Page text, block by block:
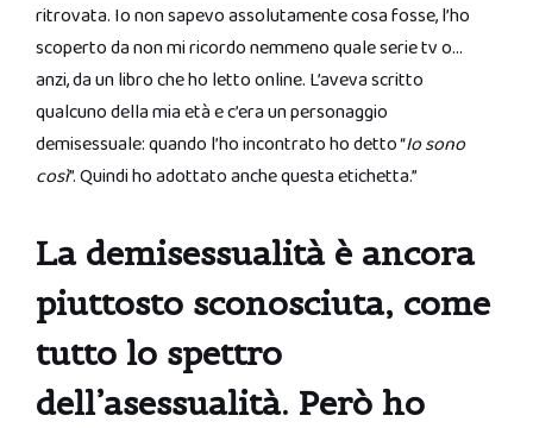
ritrovata. Io non sapevo assolutamente cosa fosse, l’ho
scoperto da non mi ricordo nemmeno quale serie tv o…
anzi, da un libro che ho letto online. L’aveva scritto
qualcuno della mia età e c’era un personaggio
demisessuale: quando l’ho incontrato ho detto “Io sono
così”. Quindi ho adottato anche questa etichetta.”
La demisessualità è ancora
piuttosto sconosciuta, come
tutto lo spettro
dell’asessualità. Però ho